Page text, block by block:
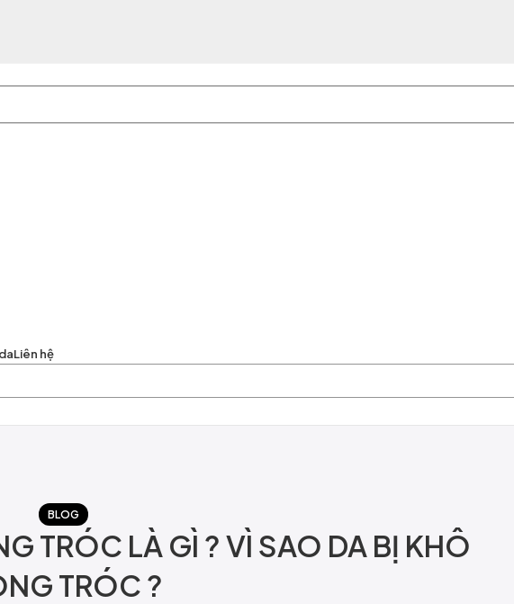
Liên hệ
BLOG
TRÓC LÀ GÌ ? VÌ SAO DA BỊ KHÔ
TRÓC ?